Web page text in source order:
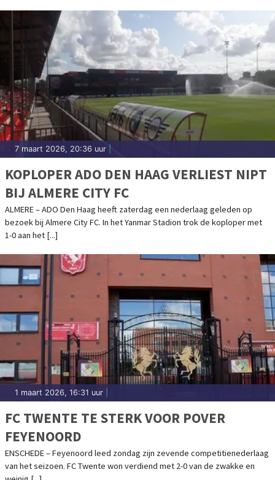
7 maart 2026, 20:36 uur
KOPLOPER ADO DEN HAAG VERLIEST NIPT
BIJ ALMERE CITY FC
ALMERE – ADO Den Haag heeft zaterdag een nederlaag geleden op
bezoek bij Almere City FC. In het Yanmar Stadion trok de koploper met
1-0 aan het [...]
1 maart 2026, 16:31 uur
FC TWENTE TE STERK VOOR POVER
FEYENOORD
ENSCHEDE – Feyenoord leed zondag zijn zevende competitienederlaag
van het seizoen. FC Twente won verdiend met 2-0 van de zwakke en